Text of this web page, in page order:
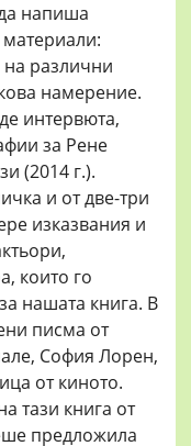
напиша
на различни
намерение.
интервюта,
за Рене
(2014 г.).
и от две-три
изказвания и
които го
нашата книга. В
писма от
София Лорен,
от киното.
тази книга от
предложила